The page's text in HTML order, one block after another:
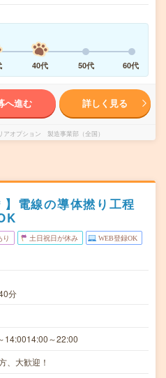
40代 50代 60代
へ進む 詳しく見る
アオプション 製造事業部（全国）
】電線の導体撚り工程
り 土日祝日が休み WEB登録OK
分
14:0014:00～22:00
、大歓迎！